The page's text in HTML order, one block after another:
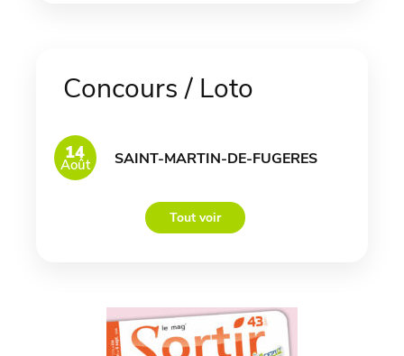
Concours / Loto
14
Août SAINT-MARTIN-DE-FUGERES
Tout voir